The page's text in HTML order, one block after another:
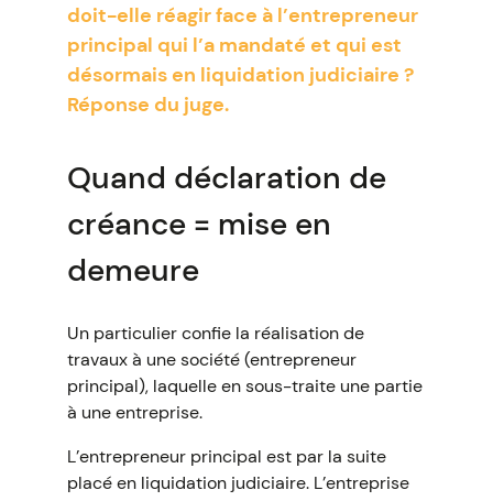
doit-elle réagir face à l’entrepreneur
principal qui l’a mandaté et qui est
désormais en liquidation judiciaire ?
Réponse du juge.
Quand déclaration de
créance = mise en
demeure
Un particulier confie la réalisation de
travaux à une société (entrepreneur
principal), laquelle en sous-traite une partie
à une entreprise.
L’entrepreneur principal est par la suite
placé en liquidation judiciaire. L’entreprise